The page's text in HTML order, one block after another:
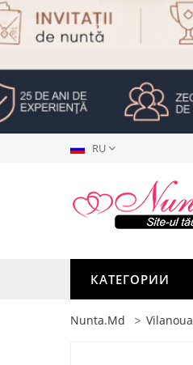
RU
КАТЕГОРИИ
Nunta.md Vilanoua